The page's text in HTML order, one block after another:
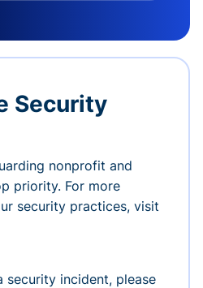
Security
nonprofit and
priority. For more
security practices, visit
security incident, please